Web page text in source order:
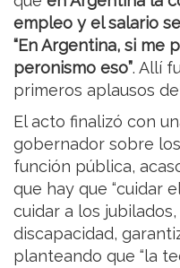
empleo y el salario
“En Argentina, si me
peronismo eso”. Allí
primeros aplausos
El acto finalizó con
gobernador sobre
función pública,
que hay que “cuidar
cuidar a los
discapacidad,
planteando que “la